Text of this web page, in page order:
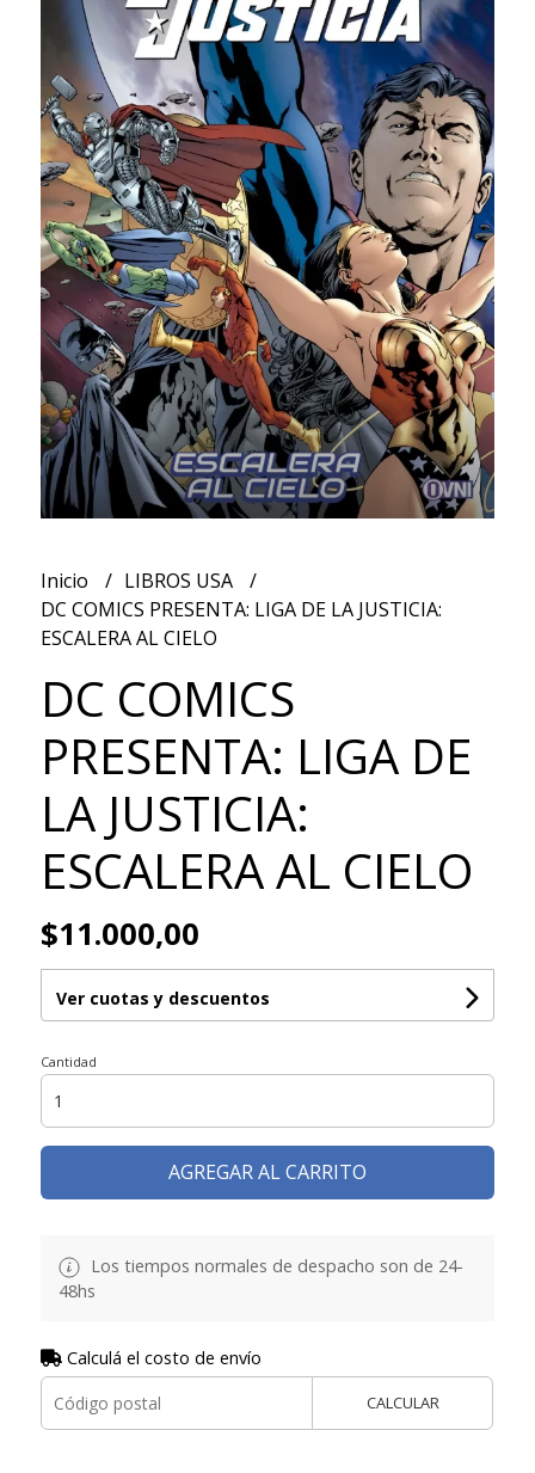
Inicio
LIBROS USA
DC COMICS PRESENTA: LIGA DE LA JUSTICIA:
ESCALERA AL CIELO
DC COMICS
PRESENTA: LIGA DE
LA JUSTICIA:
ESCALERA AL CIELO
$11.000,00
Ver cuotas y descuentos
Cantidad
AGREGAR AL CARRITO
Los tiempos normales de despacho son de 24-
48hs
Calculá el costo de envío
CALCULAR